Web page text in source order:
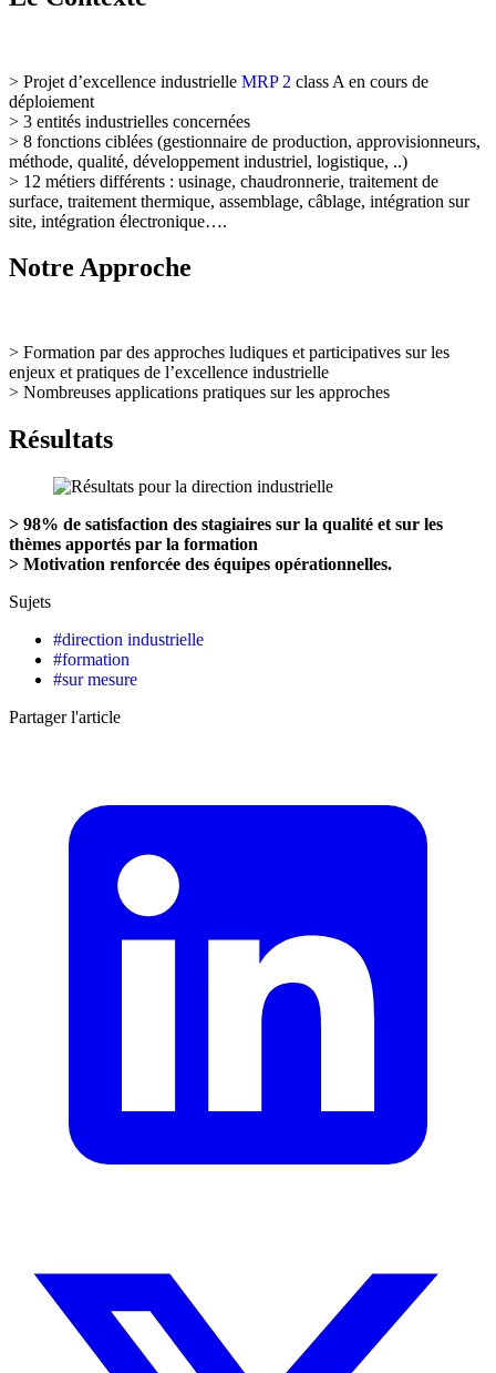
> Projet d’excellence industrielle MRP 2 class A en cours de
déploiement
> 3 entités industrielles concernées
> 8 fonctions ciblées (gestionnaire de production, approvisionneurs,
méthode, qualité, développement industriel, logistique, ..)
> 12 métiers différents : usinage, chaudronnerie, traitement de
surface, traitement thermique, assemblage, câblage, intégration sur
site, intégration électronique….
Notre Approche
> Formation par des approches ludiques et participatives sur les
enjeux et pratiques de l’excellence industrielle
> Nombreuses applications pratiques sur les approches
Résultats
> 98% de satisfaction des stagiaires sur la qualité et sur les
thèmes apportés par la formation
> Motivation renforcée des équipes opérationnelles.
Sujets
#direction industrielle
#formation
#sur mesure
Partager l'article